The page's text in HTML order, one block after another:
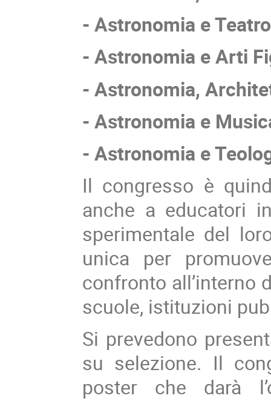
- Astronomia e
- Astronomia e Arti
- Astronomia,
- Astronomia e
- Astronomia e
Il congresso è
anche a educatori
sperimentale del
unica per
confronto all’interno
scuole, istituzioni
Si prevedono
su selezione. Il
poster che darà